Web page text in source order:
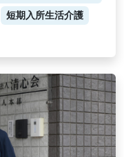
短期入所生活介護